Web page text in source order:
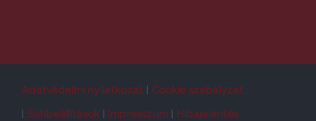
Adatvédelmi nyilatkozat
Cookie szabályzat
Sütibeállítások
Impresszum
Hibajelentés